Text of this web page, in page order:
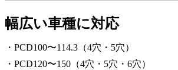
幅広い車種に対応
・PCD100〜114.3（4穴・5穴）
・PCD120〜150（4穴・5穴・6穴）